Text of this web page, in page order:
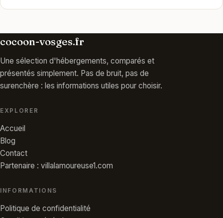
cocoon-vosges.fr
Une sélection d'hébergements, comparés et
présentés simplement. Pas de bruit, pas de
surenchère : les informations utiles pour choisir.
EXPLORER
Accueil
Blog
Contact
Partenaire : villalamoureuse1.com
INFORMATIONS
Politique de confidentialité